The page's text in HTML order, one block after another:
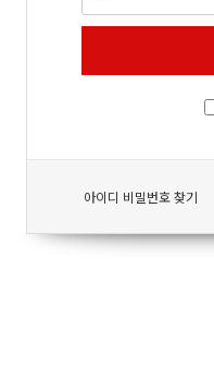
아이디 비밀번호 찾기